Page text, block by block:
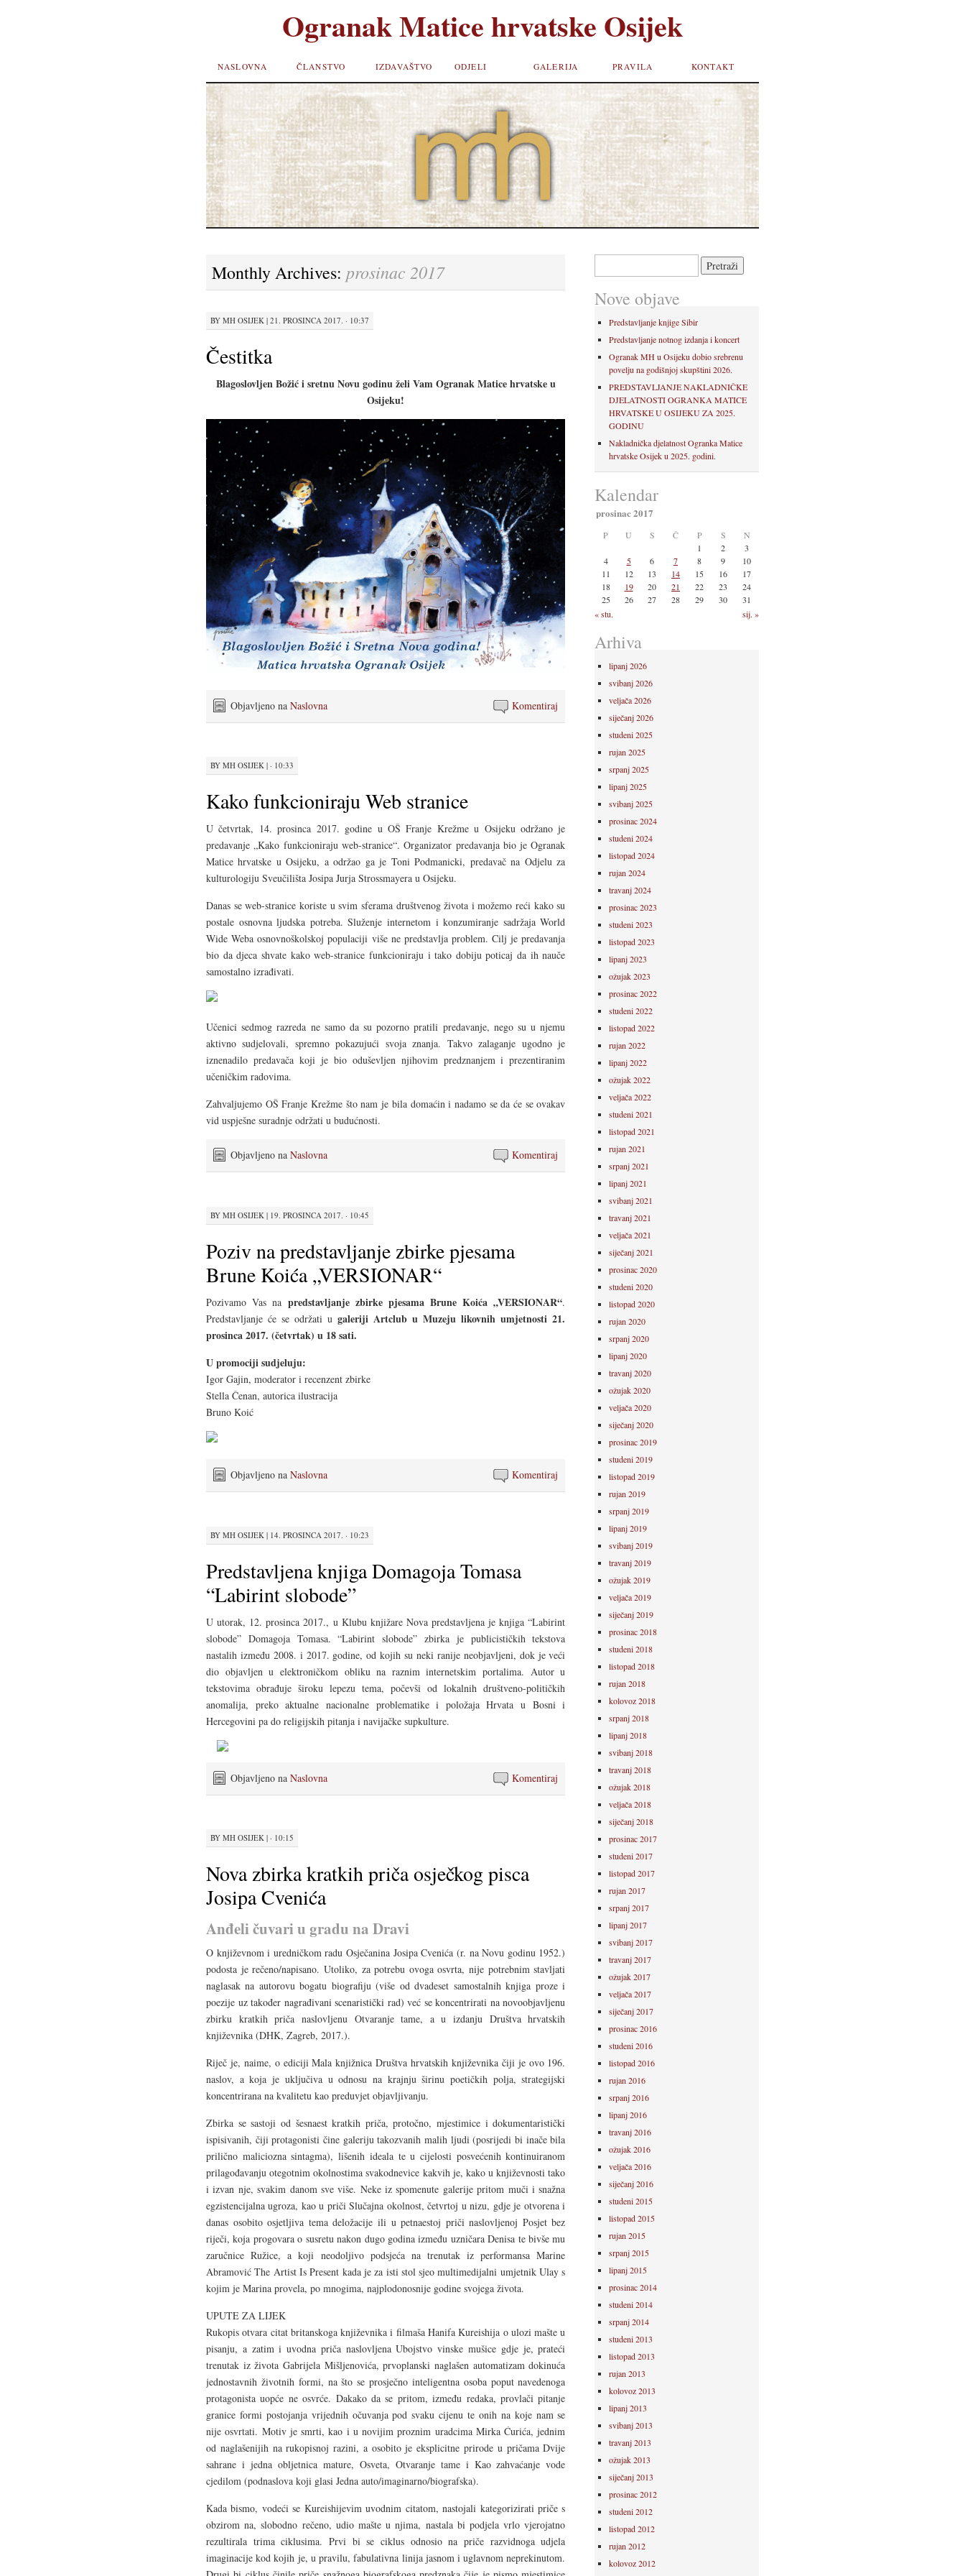
Ogranak Matice hrvatske Osijek
SKIP TO
CONTENT
NASLOVNA ČLANSTVO IZDAVAŠTVO ODJELI GALERIJA PRAVILA KONTAKT
Monthly Archives: prosinac 2017
BY MH OSIJEK | 21. PROSINCA 2017. · 10:37
Čestitka
Blagoslovljen Božić i sretnu Novu godinu želi Vam Ogranak Matice hrvatske u
Osijeku!
Komentiraj
Objavljeno na Naslovna
BY MH OSIJEK | · 10:33
Kako funkcioniraju Web stranice
U četvrtak, 14. prosinca 2017. godine u OŠ Franje Krežme u Osijeku održano je
predavanje „Kako funkcioniraju web-stranice“. Organizator predavanja bio je Ogranak
Matice hrvatske u Osijeku, a održao ga je Toni Podmanicki, predavač na Odjelu za
kulturologiju Sveučilišta Josipa Jurja Strossmayera u Osijeku.
Danas se web-stranice koriste u svim sferama društvenog života i možemo reći kako su
postale osnovna ljudska potreba. Služenje internetom i konzumiranje sadržaja World
Wide Weba osnovnoškolskoj populaciji više ne predstavlja problem. Cilj je predavanja
bio da djeca shvate kako web-stranice funkcioniraju i tako dobiju poticaj da ih nauče
samostalno izrađivati.
Učenici sedmog razreda ne samo da su pozorno pratili predavanje, nego su u njemu
aktivno sudjelovali, spremno pokazujući svoja znanja. Takvo zalaganje ugodno je
iznenadilo predavača koji je bio oduševljen njihovim predznanjem i prezentiranim
učeničkim radovima.
Zahvaljujemo OŠ Franje Krežme što nam je bila domaćin i nadamo se da će se ovakav
vid uspješne suradnje održati u budućnosti.
Komentiraj
Objavljeno na Naslovna
BY MH OSIJEK | 19. PROSINCA 2017. · 10:45
Poziv na predstavljanje zbirke pjesama
Brune Koića „VERSIONAR“
Pozivamo Vas na predstavljanje zbirke pjesama Brune Koića „VERSIONAR“.
Predstavljanje će se održati ugaleriji Artclub u Muzeju likovnih umjetnosti 21.
prosinca 2017. (četvrtak) u 18 sati.
U promociji sudjeluju:
Igor Gajin, moderator i recenzent zbirke
Stella Čenan, autorica ilustracija
Bruno Koić
Komentiraj
Objavljeno na Naslovna
BY MH OSIJEK | 14. PROSINCA 2017. · 10:23
Predstavljena knjiga Domagoja Tomasa
“Labirint slobode”
U utorak, 12. prosinca 2017., u Klubu knjižare Nova predstavljena je knjiga “Labirint
slobode” Domagoja Tomasa. “Labirint slobode” zbirka je publicističkih tekstova
nastalih između 2008. i 2017. godine, od kojih su neki ranije neobjavljeni, dok je veći
dio objavljen u elektroničkom obliku na raznim internetskim portalima. Autor u
tekstovima obrađuje široku lepezu tema, počevši od lokalnih društveno-političkih
anomalija, preko aktualne nacionalne problematike i položaja Hrvata u Bosni i
Hercegovini pa do religijskih pitanja i navijačke supkulture.
Komentiraj
Objavljeno na Naslovna
BY MH OSIJEK | · 10:15
Nova zbirka kratkih priča osječkog pisca
Josipa Cvenića
Anđeli čuvari u gradu na Dravi
O književnom i uredničkom radu Osječanina Josipa Cvenića (r. na Novu godinu 1952.)
podosta je rečeno/napisano. Utoliko, za potrebu ovoga osvrta, nije potrebnim stavljati
naglasak na autorovu bogatu biografiju (više od dvadeset samostalnih knjiga proze i
poezije uz također nagrađivani scenaristički rad) već se koncentrirati na novoobjavljenu
zbirku kratkih priča naslovljenu Otvaranje tame, a u izdanju Društva hrvatskih
književnika (DHK, Zagreb, 2017.).
Riječ je, naime, o ediciji Mala knjižnica Društva hrvatskih književnika čiji je ovo 196.
naslov, a koja je uključiva u odnosu na krajnju širinu poetičkih polja, strategijski
koncentrirana na kvalitetu kao preduvjet objavljivanju.
Zbirka se sastoji od šesnaest kratkih priča, protočno, mjestimice i dokumentaristički
ispisivanih, čiji protagonisti čine galeriju takozvanih malih ljudi (posrijedi bi inače bila
prilično maliciozna sintagma), lišenih ideala te u cijelosti posvećenih kontinuiranom
prilagođavanju otegotnim okolnostima svakodnevice kakvih je, kako u književnosti tako
i izvan nje, svakim danom sve više. Neke iz spomenute galerije pritom muči i snažna
egzistencijalna ugroza, kao u priči Slučajna okolnost, četvrtoj u nizu, gdje je otvorena i
danas osobito osjetljiva tema deložacije ili u petnaestoj priči naslovljenoj Posjet bez
riječi, koja progovara o susretu nakon dugo godina između uzničara Denisa te bivše mu
zaručnice Ružice, a koji neodoljivo podsjeća na trenutak iz performansa Marine
Abramović The Artist Is Present kada je za isti stol sjeo multimedijalni umjetnik Ulay s
kojim je Marina provela, po mnogima, najplodonosnije godine svojega života.
UPUTE ZA LIJEK
Rukopis otvara citat britanskoga književnika i filmaša Hanifa Kureishija o ulozi mašte u
pisanju, a zatim i uvodna priča naslovljena Ubojstvo vinske mušice gdje je, prateći
trenutak iz života Gabrijela Mišljenovića, prvoplanski naglašen automatizam dokinuća
jednostavnih životnih formi, na što se prosječno inteligentna osoba poput navedenoga
protagonista uopće ne osvrće. Dakako da se pritom, između redaka, provlači pitanje
granice formi postojanja vrijednih očuvanja pod svaku cijenu te onih na koje nam se
nije osvrtati. Motiv je smrti, kao i u novijim proznim uradcima Mirka Ćurića, jednim
od naglašenijih na rukopisnoj razini, a osobito je eksplicitne prirode u pričama Dvije
sahrane i jedna obljetnica mature, Osveta, Otvaranje tame i Kao zahvaćanje vode
cjedilom (podnaslova koji glasi Jedna auto/imaginarno/biografska).
Kada bismo, vodeći se Kureishijevim uvodnim citatom, nastojali kategorizirati priče s
obzirom na, slobodno rečeno, udio mašte u njima, nastala bi podjela vrlo vjerojatno
rezultirala trima ciklusima. Prvi bi se ciklus odnosio na priče razvidnoga udjela
imaginacije kod kojih je, u pravilu, fabulativna linija jasnom i uglavnom neprekinutom.
Nove objave
Predstavljanje knjige Sibir
Predstavljanje notnog izdanja i koncert
Ogranak MH u Osijeku dobio srebrenu
povelju na godišnjoj skupštini 2026.
PREDSTAVLJANJE NAKLADNIČKE
DJELATNOSTI OGRANKA MATICE
HRVATSKE U OSIJEKU ZA 2025.
GODINU
Nakladnička djelatnost Ogranka Matice
hrvatske Osijek u 2025. godini.
Kalendar
prosinac 2017
P U S Č P S N
« stu. sij. »
1 2
3
4
5 6 7 8 9
10
11
12 13 14 15 16
17
18
19 20 21 22 23
24
25
26 27 28 29 30 31
Arhiva
lipanj 2026
svibanj 2026
veljača 2026
siječanj 2026
studeni 2025
rujan 2025
srpanj 2025
lipanj 2025
svibanj 2025
prosinac 2024
studeni 2024
listopad 2024
rujan 2024
travanj 2024
prosinac 2023
studeni 2023
listopad 2023
lipanj 2023
ožujak 2023
prosinac 2022
studeni 2022
listopad 2022
rujan 2022
lipanj 2022
ožujak 2022
veljača 2022
studeni 2021
listopad 2021
rujan 2021
srpanj 2021
lipanj 2021
svibanj 2021
travanj 2021
veljača 2021
siječanj 2021
prosinac 2020
studeni 2020
listopad 2020
rujan 2020
srpanj 2020
lipanj 2020
travanj 2020
ožujak 2020
veljača 2020
siječanj 2020
prosinac 2019
studeni 2019
listopad 2019
rujan 2019
srpanj 2019
lipanj 2019
svibanj 2019
travanj 2019
ožujak 2019
veljača 2019
siječanj 2019
prosinac 2018
studeni 2018
listopad 2018
rujan 2018
kolovoz 2018
srpanj 2018
lipanj 2018
svibanj 2018
travanj 2018
ožujak 2018
veljača 2018
siječanj 2018
prosinac 2017
studeni 2017
listopad 2017
rujan 2017
srpanj 2017
lipanj 2017
svibanj 2017
travanj 2017
ožujak 2017
veljača 2017
siječanj 2017
prosinac 2016
studeni 2016
listopad 2016
rujan 2016
srpanj 2016
lipanj 2016
travanj 2016
ožujak 2016
veljača 2016
siječanj 2016
studeni 2015
listopad 2015
rujan 2015
srpanj 2015
lipanj 2015
prosinac 2014
studeni 2014
srpanj 2014
studeni 2013
listopad 2013
rujan 2013
kolovoz 2013
lipanj 2013
svibanj 2013
travanj 2013
ožujak 2013
siječanj 2013
prosinac 2012
studeni 2012
listopad 2012
rujan 2012
kolovoz 2012